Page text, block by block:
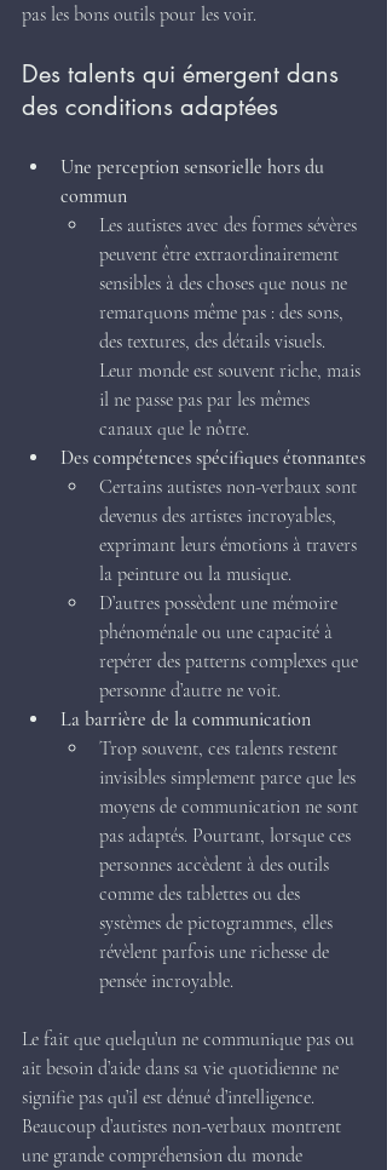
pas les bons outils pour les voir.
Des talents qui émergent dans
des conditions adaptées
Une perception sensorielle hors du
commun
Les autistes avec des formes sévères
peuvent être extraordinairement
sensibles à des choses que nous ne
remarquons même pas : des sons,
des textures, des détails visuels.
Leur monde est souvent riche, mais
il ne passe pas par les mêmes
canaux que le nôtre.
Des compétences spécifiques étonnantes
Certains autistes non-verbaux sont
devenus des artistes incroyables,
exprimant leurs émotions à travers
la peinture ou la musique.
D’autres possèdent une mémoire
phénoménale ou une capacité à
repérer des patterns complexes que
personne d’autre ne voit.
La barrière de la communication
Trop souvent, ces talents restent
invisibles simplement parce que les
moyens de communication ne sont
pas adaptés. Pourtant, lorsque ces
personnes accèdent à des outils
comme des tablettes ou des
systèmes de pictogrammes, elles
révèlent parfois une richesse de
pensée incroyable.
Le fait que quelqu’un ne communique pas ou
ait besoin d’aide dans sa vie quotidienne ne
signifie pas qu’il est dénué d’intelligence.
Beaucoup d’autistes non-verbaux montrent
une grande compréhension du monde